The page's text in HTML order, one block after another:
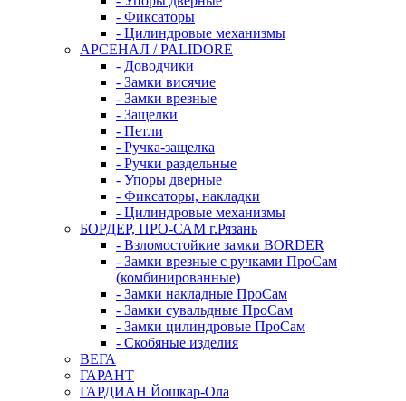
- Фиксаторы
- Цилиндровые механизмы
АРСЕНАЛ / PALIDORE
- Доводчики
- Замки висячие
- Замки врезные
- Защелки
- Петли
- Ручка-защелка
- Ручки раздельные
- Упоры дверные
- Фиксаторы, накладки
- Цилиндровые механизмы
БОРДЕР, ПРО-САМ г.Рязань
- Взломостойкие замки BORDER
- Замки врезные с ручками ПроСам
(комбинированные)
- Замки накладные ПроСам
- Замки сувальдные ПроСам
- Замки цилиндровые ПроСам
- Скобяные изделия
ВЕГА
ГАРАНТ
ГАРДИАН Йошкар-Ола